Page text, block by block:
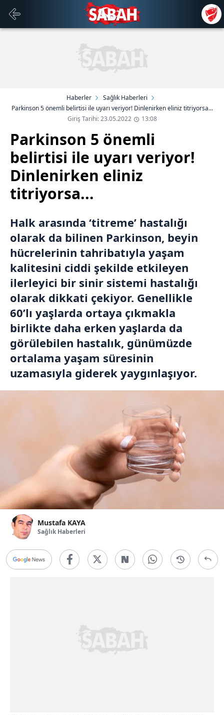
Haberler
Sağlık Haberleri
Parkinson 5 önemli belirtisi ile uyarı veriyor! Dinlenirken eliniz titriyorsa...
Giriş Tarihi: 23.05.2022
13:08
Parkinson 5 önemli
belirtisi ile uyarı veriyor!
Dinlenirken eliniz
titriyorsa...
Halk arasında ‘titreme’ hastalığı
olarak da bilinen Parkinson, beyin
hücrelerinin tahribatıyla yaşam
kalitesini ciddi şekilde etkileyen
ilerleyici bir sinir sistemi hastalığı
olarak dikkati çekiyor. Genellikle
60’lı yaşlarda ortaya çıkmakla
birlikte daha erken yaşlarda da
görülebilen hastalık, günümüzde
ortalama yaşam süresinin
uzamasıyla giderek yaygınlaşıyor.
Mustafa KAYA
Sağlık Haberleri